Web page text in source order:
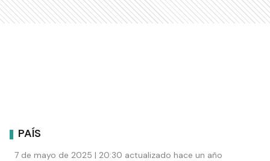
PAÍS
7 de mayo de 2025 | 20:30 actualizado hace un año